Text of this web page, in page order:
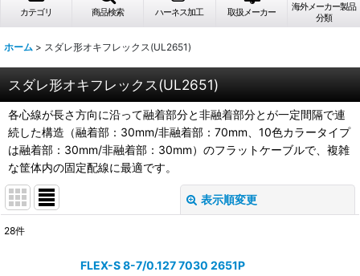
カテゴリ 商品検索 ハーネス加工 取扱メーカー
海外メーカー製品
分類
ホーム > スダレ形オキフレックス(UL2651)
スダレ形オキフレックス(UL2651)
各心線が長さ方向に沿って融着部分と非融着部分とが一定間隔で連
続した構造（融着部：30mm/非融着部：70mm、10色カラータイプ
は融着部：30mm/非融着部：30mm）のフラットケーブルで、複雑
な筐体内の固定配線に最適です。
表示順変更
28件
FLEX-S 8-7/0.127 7030 2651P